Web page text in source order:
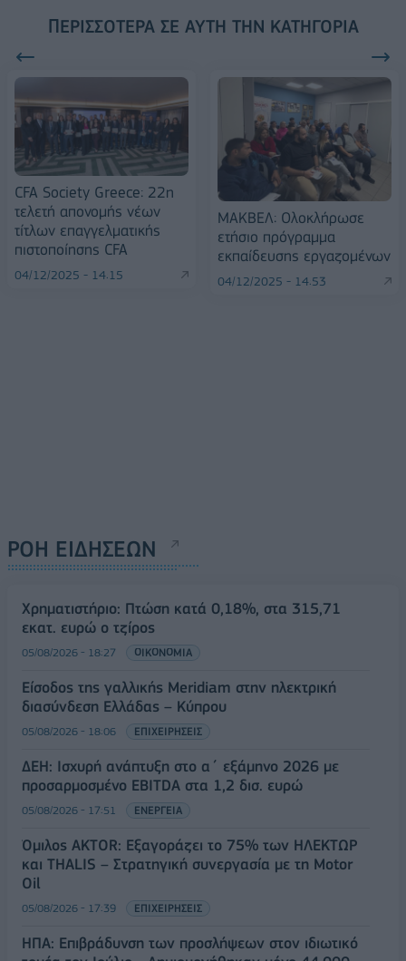
ΠΕΡΙΣΣΌΤΕΡΑ ΣΕ ΑΥΤΉ ΤΗΝ ΚΑΤΗΓΟΡΊΑ
CFA Society Greece: 22η
τελετή απονομής νέων
τίτλων επαγγελματικής
πιστοποίησης CFA
04/12/2025 - 14:15
ΜΑΚΒΕΛ: Ολοκλήρωσε
ετήσιο πρόγραμμα
εκπαίδευσης εργαζομένων
04/12/2025 - 14:53
ΡΟΗ ΕΙΔΗΣΕΩΝ
Χρηματιστήριο: Πτώση κατά 0,18%, στα 315,71
εκατ. ευρώ ο τζίρος
05/08/2026 - 18:27 ΟΙΚΟΝΟΜΙΑ
Είσοδος της γαλλικής Meridiam στην ηλεκτρική
διασύνδεση Ελλάδας – Κύπρου
05/08/2026 - 18:06 ΕΠΙΧΕΙΡΗΣΕΙΣ
ΔΕΗ: Ισχυρή ανάπτυξη στο α΄ εξάμηνο 2026 με
προσαρμοσμένο EBITDA στα 1,2 δισ. ευρώ
05/08/2026 - 17:51 ΕΝΕΡΓΕΙΑ
Όμιλος AKTOR: Εξαγοράζει το 75% των ΗΛΕΚΤΩΡ
και THALIS – Στρατηγική συνεργασία με τη Motor
Oil
05/08/2026 - 17:39 ΕΠΙΧΕΙΡΗΣΕΙΣ
ΗΠΑ: Επιβράδυνση των προσλήψεων στον ιδιωτικό